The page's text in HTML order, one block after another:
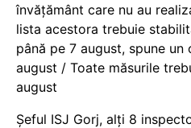
învățământ care nu au
lista acestora trebuie
până pe 7 august, spune
august / Toate măsurile
august
Șeful ISJ Gorj, alți 8